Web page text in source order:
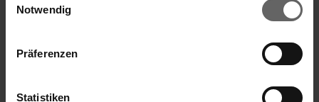
Cookies, wenn Sie unsere Webseite weiterhin nutzen.
Notwendig
Präferenzen
Statistiken
Verschmutzungen wie Salzflecken hat sich
1:1
und trägst es mit einer Sprühflasche auf.
Anschließend kannst du mit einem sauberen